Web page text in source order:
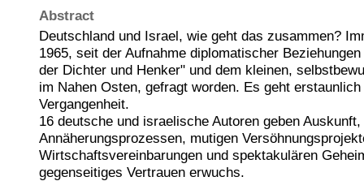
Abstract
Deutschland und Israel, wie geht das zusammen?
1965, seit der Aufnahme diplomatischer
der Dichter und Henker" und dem kleinen,
im Nahen Osten, gefragt worden. Es geht
Vergangenheit.
16 deutsche und israelische Autoren geben
Annäherungsprozessen, mutigen
Wirtschaftsvereinbarungen und spektakulären
gegenseitiges Vertrauen erwuchs.